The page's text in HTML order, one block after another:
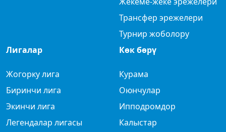
Трансфер эрежелери
Турнир жоболору
Лигалар
Жогорку лига
Биринчи лига
Экинчи лига
Легендалар лигасы
Көк бөрү
Курама
Оюнчулар
Ипподромдор
Калыстар